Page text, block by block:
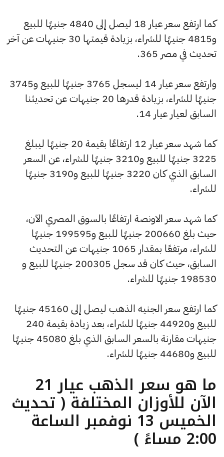
كما ارتفع سعر عيار 18 ليصل إلى 4840 جنيهًا للبيع
و4815 جنيهًا للشراء، بزيادة قيمتها 30 جنيهات عن آخر
تحديث في مصر 365.
وارتفع سعر عيار 14 ليسجل 3765 جنيهًا للبيع و3745
جنيهًا للشراء، بزيادة قدرها 20 جنيهات عن تحديثنا
السابق لعيار عيار 14.
كما شهد سعر عيار 12 ارتفاعًا بقيمة 20 جنيهًا ليبلغ
3225 جنيهًا للبيع و3210 جنيهًا للشراء، عن السعر
السابق الذي كان 3220 جنيهًا للبيع و3190 جنيهًا
للشراء.
كما شهد سعر الاونصة ارتفاعًا بالسوق المصري الآن،
حيث بلغ 200660 جنيهًا للبيع و199595 جنيهًا
للشراء، مرتفعًا بمقدار 1065 جنيهات عن التحديث
السابق، حيث كان قد سجل 200305 جنيهًا للبيع و
198530 جنيهًا للشراء.
كما ارتفع سعر الجنيه الذهب ليصل إلى 45160 جنيهًا
للبيع و44920 جنيهًا للشراء، بعد زيادة بقيمة 240
جنيهات مقارنة بالسعر السابق الذي بلغ 45080 جنيهًا
للبيع و44680 جنيهًا للشراء.
ما هو سعر الذهب عيار 21
الآن للأوزان المختلفة ( تحديث
الخميس 13 نوفمبر الساعة
2:00 مساءً )